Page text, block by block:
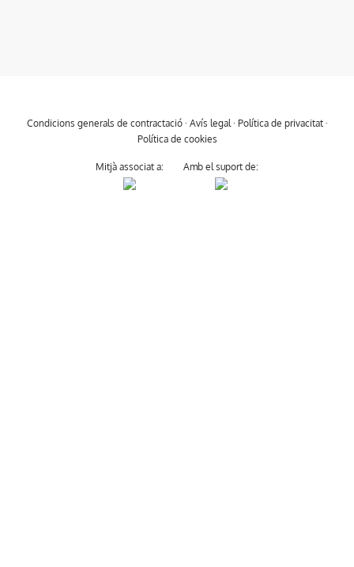
Condicions generals de contractació· Avís legal· Política de privacitat·
Política de cookies
Mitjà associat a: Amb el suport de: